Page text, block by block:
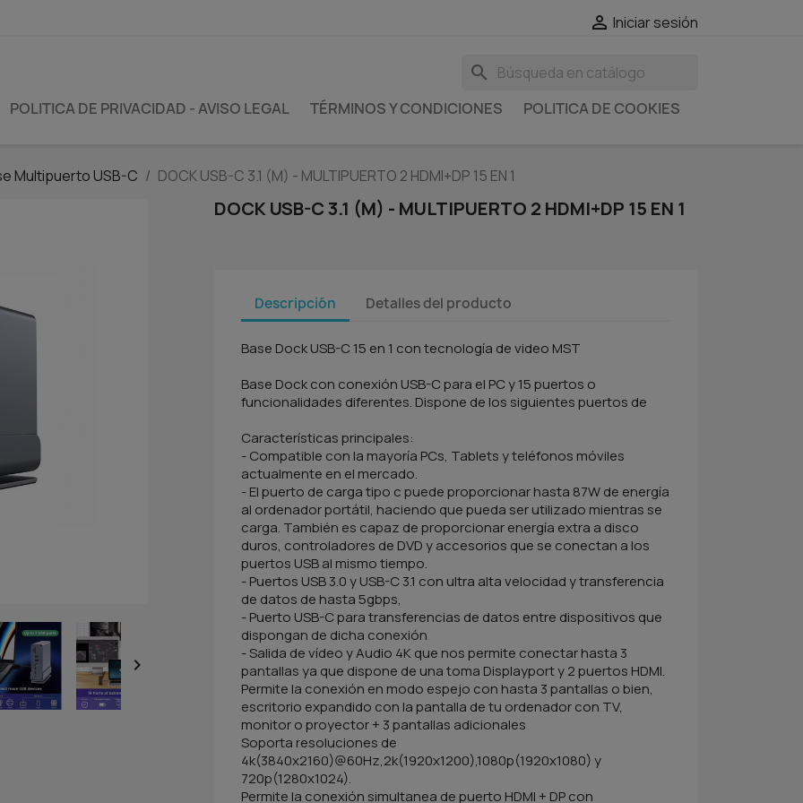
 Iniciar sesión
search
POLITICA DE PRIVACIDAD - AVISO LEGAL TÉRMINOS Y CONDICIONES POLITICA DE COOKIES
Multipuerto USB-C DOCK USB-C 3.1 (M) - MULTIPUERTO 2 HDMI+DP 15 EN 1

DOCK USB-C 3.1 (M) - MULTIPUERTO 2 HDMI+DP 15 EN 1
Descripción Detalles del producto
Base Dock USB-C 15 en 1 con tecnología de video MST
Base Dock con conexión USB-C para el PC y 15 puertos o
funcionalidades diferentes. Dispone de los siguientes puertos de
Características principales:
- Compatible con la mayoría PCs, Tablets y teléfonos móviles
actualmente en el mercado.
- El puerto de carga tipo c puede proporcionar hasta 87W de energía
al ordenador portátil, haciendo que pueda ser utilizado mientras se
carga. También es capaz de proporcionar energía extra a disco
duros, controladores de DVD y accesorios que se conectan a los
puertos USB al mismo tiempo.
- Puertos USB 3.0 y USB-C 3.1 con ultra alta velocidad y transferencia
de datos de hasta 5gbps,
- Puerto USB-C para transferencias de datos entre dispositivos que
dispongan de dicha conexión
- Salida de vídeo y Audio 4K que nos permite conectar hasta 3
pantallas ya que dispone de una toma Displayport y 2 puertos HDMI.
Permite la conexión en modo espejo con hasta 3 pantallas o bien,
escritorio expandido con la pantalla de tu ordenador con TV,
monitor o proyector + 3 pantallas adicionales
Soporta resoluciones de
4k(3840x2160)@60Hz,2k(1920x1200),1080p(1920x1080) y
720p(1280x1024).
Permite la conexión simultanea de puerto HDMI + DP con